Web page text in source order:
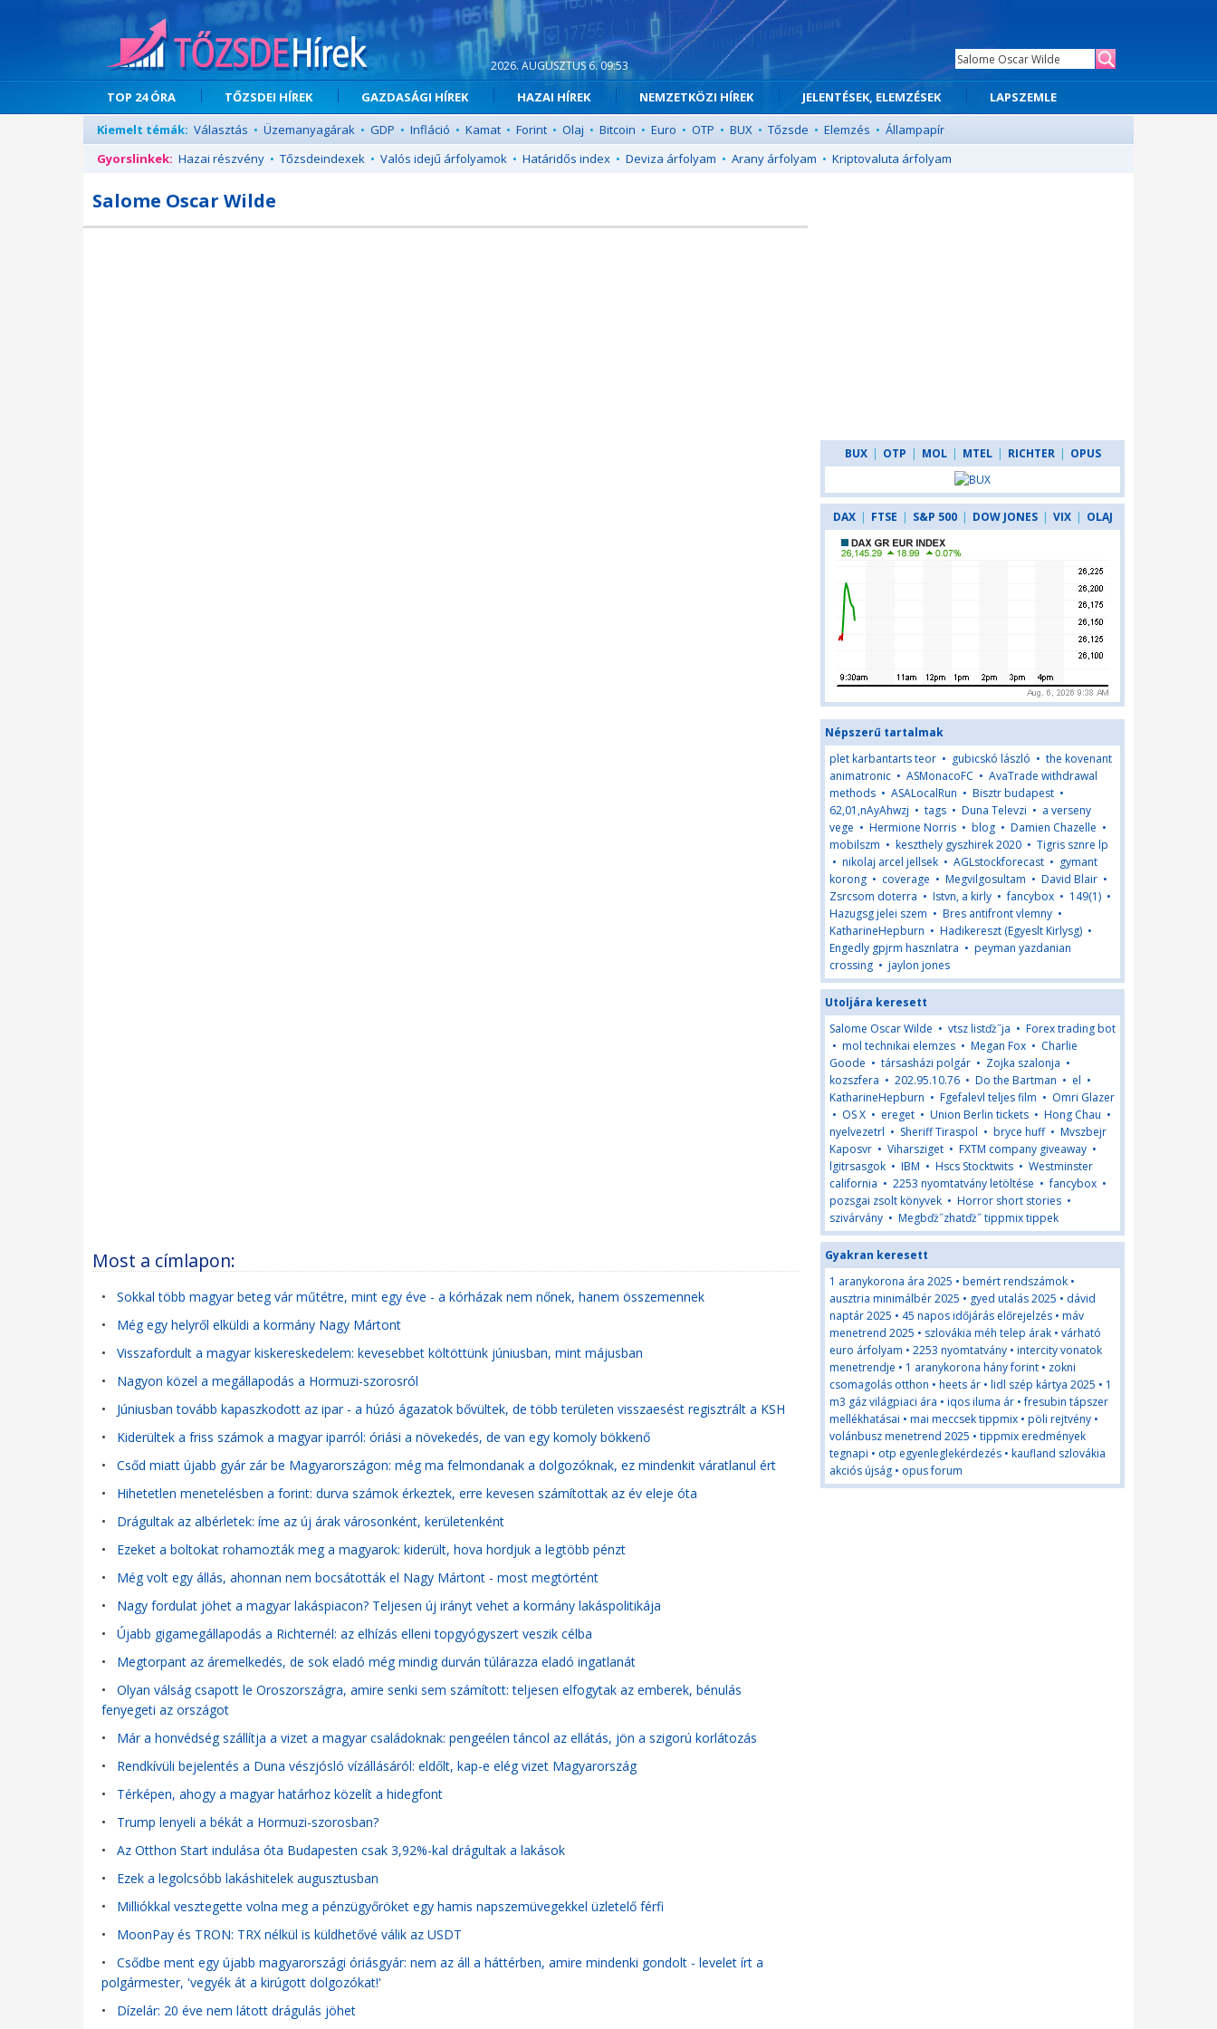
2026. AUGUSZTUS 6. 09:53
TOP 24 ÓRA TŐZSDEI HÍREK GAZDASÁGI HÍREK HAZAI HÍREK NEMZETKÖZI HÍREK JELENTÉSEK, ELEMZÉSEK
LAPSZEMLE
Kiemelt témák: Választás • Üzemanyagárak • GDP • Infláció • Kamat • Forint • Olaj • Bitcoin • Euro • OTP • BUX • Tőzsde • Elemzés • Állampapír
Gyorslinkek: Hazai részvény • Tőzsdeindexek • Valós idejű árfolyamok • Határidős index • Deviza árfolyam • Arany árfolyam • Kriptovaluta árfolyam
Salome Oscar Wilde
Most a címlapon:
• Sokkal több magyar beteg vár műtétre, mint egy éve - a kórházak nem nőnek, hanem összemennek
• Még egy helyről elküldi a kormány Nagy Mártont
• Visszafordult a magyar kiskereskedelem: kevesebbet költöttünk júniusban, mint májusban
• Nagyon közel a megállapodás a Hormuzi-szorosról
• Júniusban tovább kapaszkodott az ipar - a húzó ágazatok bővültek, de több területen visszaesést regisztrált a KSH
• Kiderültek a friss számok a magyar iparról: óriási a növekedés, de van egy komoly bökkenő
• Csőd miatt újabb gyár zár be Magyarországon: még ma felmondanak a dolgozóknak, ez mindenkit váratlanul ért
• Hihetetlen menetelésben a forint: durva számok érkeztek, erre kevesen számítottak az év eleje óta
• Drágultak az albérletek: íme az új árak városonként, kerületenként
• Ezeket a boltokat rohamozták meg a magyarok: kiderült, hova hordjuk a legtöbb pénzt
• Még volt egy állás, ahonnan nem bocsátották el Nagy Mártont - most megtörtént
• Nagy fordulat jöhet a magyar lakáspiacon? Teljesen új irányt vehet a kormány lakáspolitikája
• Újabb gigamegállapodás a Richternél: az elhízás elleni topgyógyszert veszik célba
• Megtorpant az áremelkedés, de sok eladó még mindig durván túlárazza eladó ingatlanát
• Olyan válság csapott le Oroszországra, amire senki sem számított: teljesen elfogytak az emberek, bénulás
fenyegeti az országot
• Már a honvédség szállítja a vizet a magyar családoknak: pengeélen táncol az ellátás, jön a szigorú korlátozás
• Rendkívüli bejelentés a Duna vészjósló vízállásáról: eldőlt, kap-e elég vizet Magyarország
• Térképen, ahogy a magyar határhoz közelít a hidegfont
• Trump lenyeli a békát a Hormuzi-szorosban?
• Az Otthon Start indulása óta Budapesten csak 3,92%-kal drágultak a lakások
• Ezek a legolcsóbb lakáshitelek augusztusban
• Milliókkal vesztegette volna meg a pénzügyőröket egy hamis napszemüvegekkel üzletelő férfi
• MoonPay és TRON: TRX nélkül is küldhetővé válik az USDT
• Csődbe ment egy újabb magyarországi óriásgyár: nem az áll a háttérben, amire mindenki gondolt - levelet írt a
polgármester, 'vegyék át a kirúgott dolgozókat!'
• Dízelár: 20 éve nem látott drágulás jöhet
BUX | OTP | MOL | MTEL | RICHTER | OPUS
DAX | FTSE | S&P 500 | DOW JONES | VIX | OLAJ
Népszerű tartalmak
plet karbantarts teor • gubicskó lászló • the kovenant
animatronic • ASMonacoFC • AvaTrade withdrawal
methods • ASALocalRun • Bisztr budapest •
62,01,nAyAhwzj • tags • Duna Televzi • a verseny
vege • Hermione Norris • blog • Damien Chazelle •
mobilszm • keszthely gyszhirek 2020 • Tigris sznre lp
• nikolaj arcel jellsek • AGLstockforecast • gymant
korong • coverage • Megvilgosultam • David Blair •
Zsrcsom doterra • Istvn, a kirly •fancybox • 149(1) •
Hazugsg jelei szem • Bres antifront vlemny •
KatharineHepburn • Hadikereszt (Egyeslt Kirlysg) •
Engedly gpjrm hasznlatra • peyman yazdanian
crossing • jaylon jones
Utoljára keresett
Salome Oscar Wilde • vtsz listďż˝ja • Forex trading bot
• mol technikai elemzes • Megan Fox • Charlie
Goode • társasházi polgár • Zojka szalonja •
kozszfera • 202.95.10.76 • Do the Bartman • el •
KatharineHepburn • Fgefalevl teljes film • Omri Glazer
• OS X • ereget • Union Berlin tickets • Hong Chau •
nyelvezetrl • Sheriff Tiraspol • bryce huff• Mvszbejr
Kaposvr • Viharsziget • FXTM company giveaway •
lgitrsasgok • IBM • Hscs Stocktwits • Westminster
california • 2253 nyomtatvány letöltése •fancybox •
pozsgai zsolt könyvek • Horror short stories •
szivárvány • Megbďż˝zhatďż˝ tippmix tippek
Gyakran keresett
1 aranykorona ára 2025 • bemért rendszámok •
ausztria minimálbér 2025 • gyed utalás 2025 • dávid
naptár 2025 • 45 napos időjárás előrejelzés • máv
menetrend 2025 • szlovákia méh telep árak • várható
euro árfolyam • 2253 nyomtatvány • intercity vonatok
menetrendje • 1 aranykorona hány forint • zokni
csomagolás otthon • heets ár • lidl szép kártya 2025 • 1
m3 gáz világpiaci ára • iqos iluma ár •fresubin tápszer
mellékhatásai • mai meccsek tippmix • pöli rejtvény •
volánbusz menetrend 2025 • tippmix eredmények
tegnapi • otp egyenleglekérdezés • kaufland szlovákia
akciós újság • opus forum